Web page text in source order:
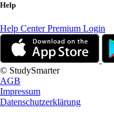
Help
Help CenterPremium Login
© StudySmarter
AGB
Impressum
Datenschutzerklärung